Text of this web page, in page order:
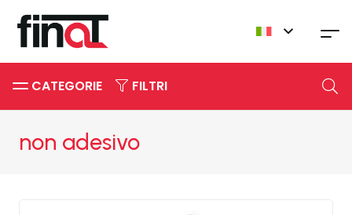
CATEGORIE FILTRI
non adesivo